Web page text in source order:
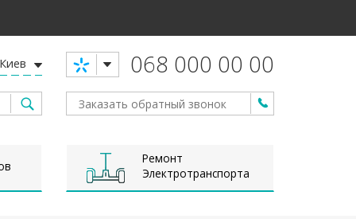
068 000 00 00
Киев
Ремонт
Электротранспорта